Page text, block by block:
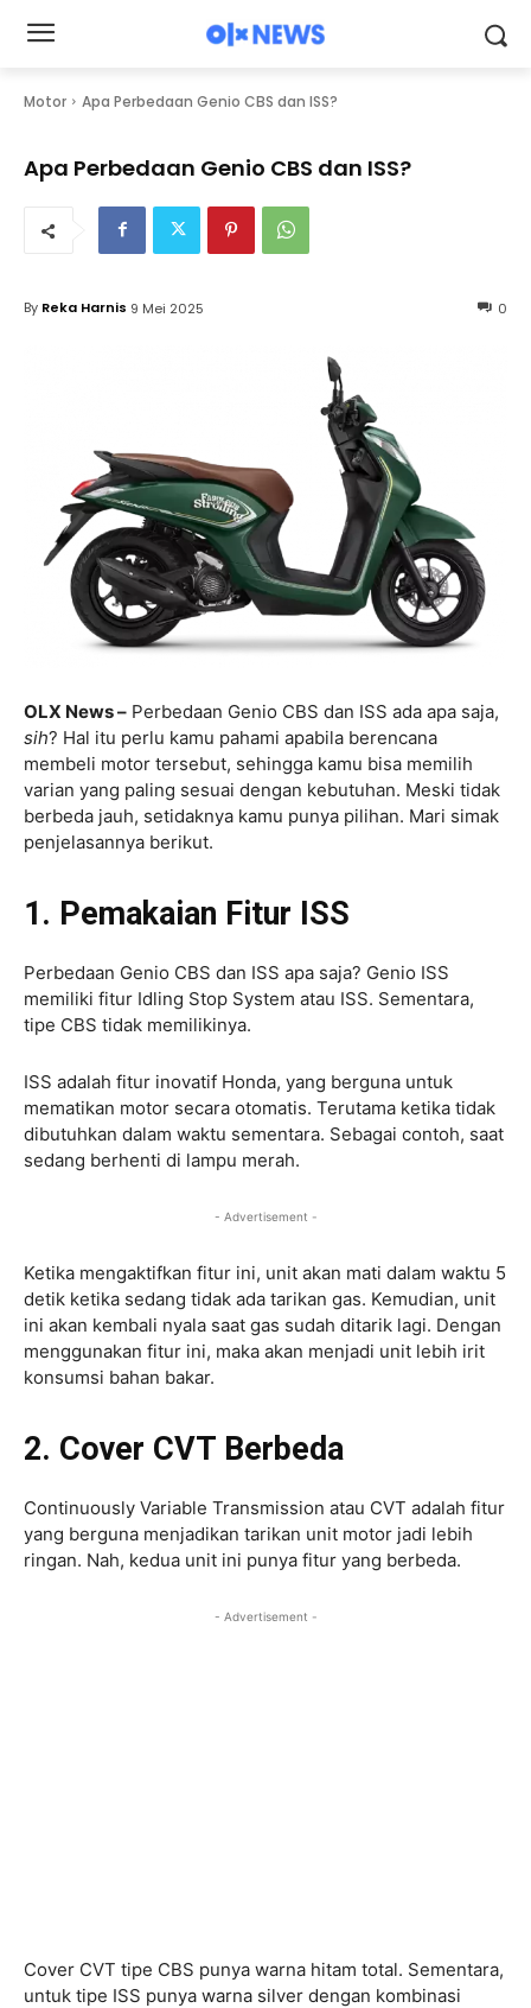
Motor Apa Perbedaan Genio CBS dan ISS?
Apa Perbedaan Genio CBS dan ISS?
0
By Reka Harnis 9 Mei 2025
OLX News – Perbedaan Genio CBS dan ISS ada apa saja,
sih? Hal itu perlu kamu pahami apabila berencana
membeli motor tersebut, sehingga kamu bisa memilih
varian yang paling sesuai dengan kebutuhan. Meski tidak
berbeda jauh, setidaknya kamu punya pilihan. Mari simak
penjelasannya berikut.
1. Pemakaian Fitur ISS
Perbedaan Genio CBS dan ISS apa saja? Genio ISS
memiliki fitur Idling Stop System atau ISS. Sementara,
tipe CBS tidak memilikinya.
ISS adalah fitur inovatif Honda, yang berguna untuk
mematikan motor secara otomatis. Terutama ketika tidak
dibutuhkan dalam waktu sementara. Sebagai contoh, saat
sedang berhenti di lampu merah.
- Advertisement -
Ketika mengaktifkan fitur ini, unit akan mati dalam waktu 5
detik ketika sedang tidak ada tarikan gas. Kemudian, unit
ini akan kembali nyala saat gas sudah ditarik lagi. Dengan
menggunakan fitur ini, maka akan menjadi unit lebih irit
konsumsi bahan bakar.
2. Cover CVT Berbeda
Continuously Variable Transmission atau CVT adalah fitur
yang berguna menjadikan tarikan unit motor jadi lebih
ringan. Nah, kedua unit ini punya fitur yang berbeda.
- Advertisement -
Cover CVT tipe CBS punya warna hitam total. Sementara,
untuk tipe ISS punya warna silver dengan kombinasi